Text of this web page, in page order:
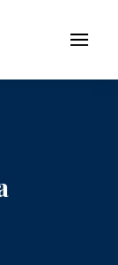
Menu